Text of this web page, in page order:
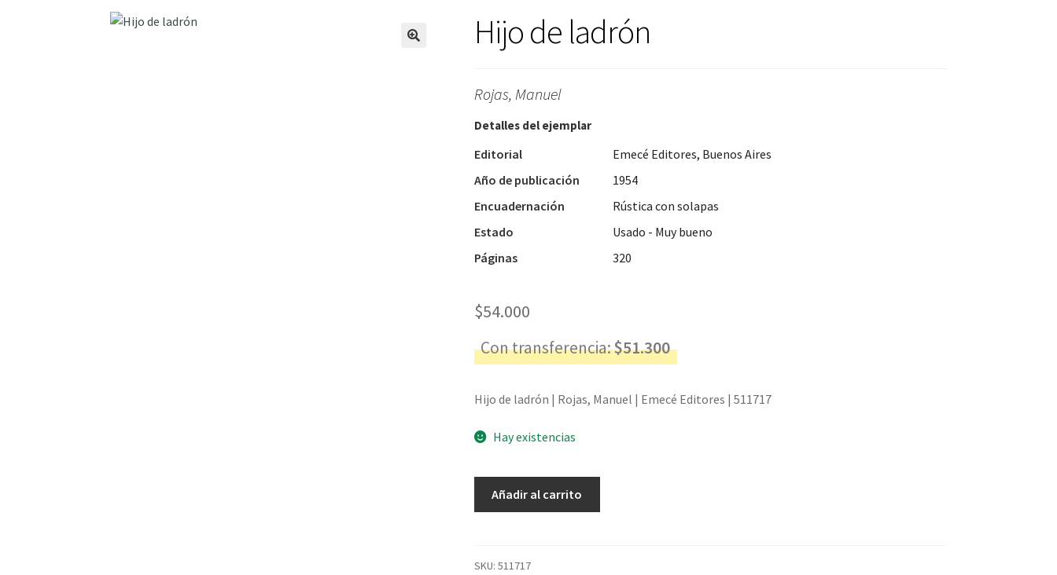
Hijo de ladrón
Rojas, Manuel
Detalles del ejemplar
Editorial
Emecé Editores, Buenos Aires
Año de publicación
1954
Encuadernación
Rústica con solapas
Estado
Usado - Muy bueno
Páginas
320
$54.000
Con transferencia:$51.300
Hijo de ladrón | Rojas, Manuel | Emecé Editores | 511717
Hay existencias
Rojas,
Añadir al carrito
SKU: 511717